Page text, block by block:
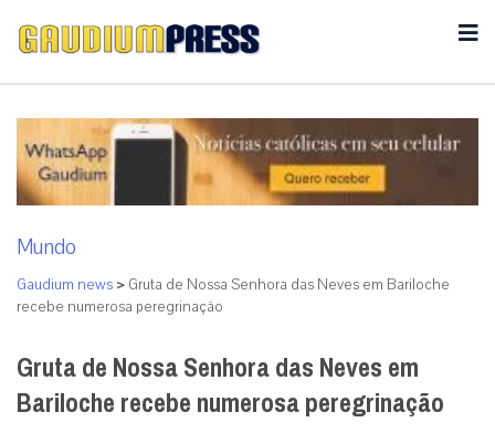
Mundo
Gaudium news > Gruta de Nossa Senhora das Neves em Bariloche
recebe numerosa peregrinação
Gruta de Nossa Senhora das Neves em
Bariloche recebe numerosa peregrinação